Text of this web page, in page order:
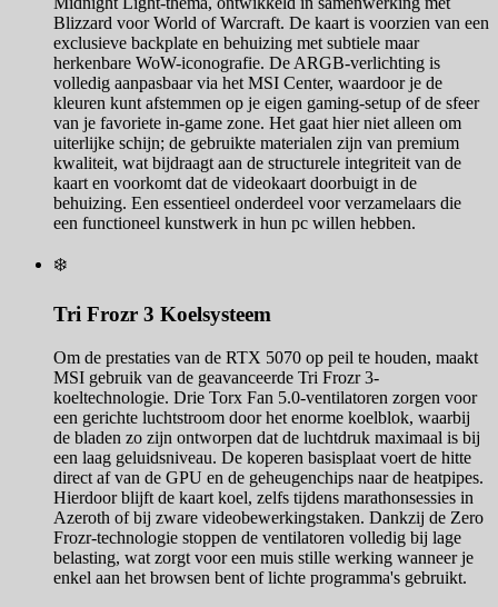
Blizzard voor World of Warcraft. De kaart is voorzien van een
exclusieve backplate en behuizing met subtiele maar
herkenbare WoW-iconografie. De ARGB-verlichting is
volledig aanpasbaar via het MSI Center, waardoor je de
kleuren kunt afstemmen op je eigen gaming-setup of de sfeer
van je favoriete in-game zone. Het gaat hier niet alleen om
uiterlijke schijn; de gebruikte materialen zijn van premium
kwaliteit, wat bijdraagt aan de structurele integriteit van de
kaart en voorkomt dat de videokaart doorbuigt in de
behuizing. Een essentieel onderdeel voor verzamelaars die
een functioneel kunstwerk in hun pc willen hebben.
❄️
Tri Frozr 3 Koelsysteem
Om de prestaties van de RTX 5070 op peil te houden, maakt
MSI gebruik van de geavanceerde Tri Frozr 3-
koeltechnologie. Drie Torx Fan 5.0-ventilatoren zorgen voor
een gerichte luchtstroom door het enorme koelblok, waarbij
de bladen zo zijn ontworpen dat de luchtdruk maximaal is bij
een laag geluidsniveau. De koperen basisplaat voert de hitte
direct af van de GPU en de geheugenchips naar de heatpipes.
Hierdoor blijft de kaart koel, zelfs tijdens marathonsessies in
Azeroth of bij zware videobewerkingstaken. Dankzij de Zero
Frozr-technologie stoppen de ventilatoren volledig bij lage
belasting, wat zorgt voor een muis stille werking wanneer je
enkel aan het browsen bent of lichte programma's gebruikt.